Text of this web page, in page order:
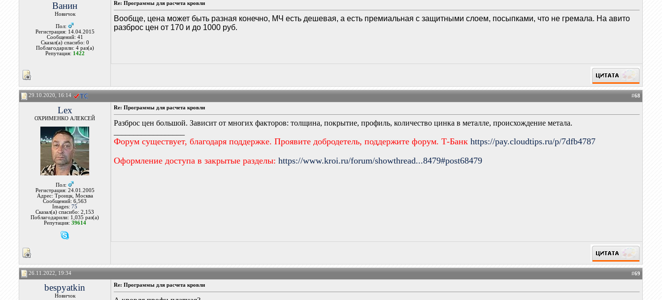
Ванин
Новичок
Пол:
Регистрация: 14.04.2015
Сообщений: 41
Сказал(а) спасибо: 0
Поблагодарили: 4 раз(а)
Репутация: 1422
Re: Программы для расчета кровли
Вообще, цена может быть разная конечно, МЧ есть дешевая, а есть премиальная с защитными слоем, посыпками, что не гремала. На авито
разброс цен от 170 и до 1000 руб.
29.10.2020, 16:14 #68
Lex
ОХРИМЕНКО АЛЕКСЕЙ
Пол:
Регистрация: 24.01.2005
Адрес: Троицк, Москва
Сообщений: 6,563
Images:75
Сказал(а) спасибо: 2,153
Поблагодарили: 1,035 раз(а)
Репутация: 39614
Re: Программы для расчета кровли
Разброс цен большой. Зависит от многих факторов: толщина, покрытие, профиль, количество цинка в металле, происхождение метала.
Форум существует, благодаря поддержке. Проявите добродетель, поддержите форум. Т-Банкhttps://pay.cloudtips.ru/p/7dfb4787
Оформление доступа в закрытые разделы:https://www.kroi.ru/forum/showthread...8479#post68479
26.11.2022, 19:34 #69
bespyatkin
Новичок
Re: Программы для расчета кровли